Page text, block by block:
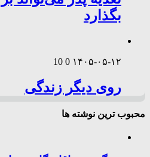
بگذارد
۱۴۰۵-۰۵-۱۲ 0
10
روی دیگر زندگی
محبوب ترین نوشته ها